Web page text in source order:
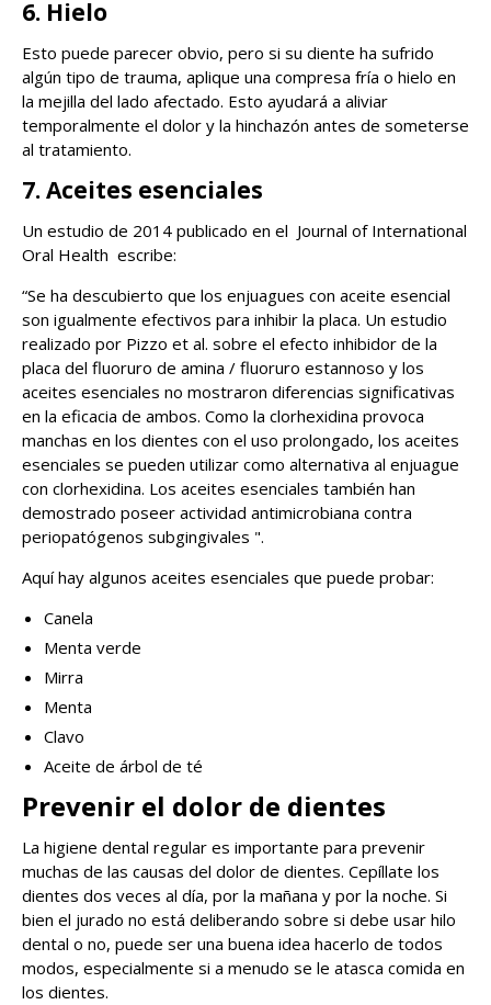
6. Hielo
Esto puede parecer obvio, pero si su diente ha sufrido
algún tipo de trauma, aplique una compresa fría o hielo en
la mejilla del lado afectado. Esto ayudará a aliviar
temporalmente el dolor y la hinchazón antes de someterse
al tratamiento.
7. Aceites esenciales
Un estudio de 2014 publicado en el Journal of International
Oral Health escribe:
“Se ha descubierto que los enjuagues con aceite esencial
son igualmente efectivos para inhibir la placa. Un estudio
realizado por Pizzo et al. sobre el efecto inhibidor de la
placa del fluoruro de amina / fluoruro estannoso y los
aceites esenciales no mostraron diferencias significativas
en la eficacia de ambos. Como la clorhexidina provoca
manchas en los dientes con el uso prolongado, los aceites
esenciales se pueden utilizar como alternativa al enjuague
con clorhexidina. Los aceites esenciales también han
demostrado poseer actividad antimicrobiana contra
periopatógenos subgingivales ".
Aquí hay algunos aceites esenciales que puede probar:
Canela
Menta verde
Mirra
Menta
Clavo
Aceite de árbol de té
Prevenir el dolor de dientes
La higiene dental regular es importante para prevenir
muchas de las causas del dolor de dientes. Cepíllate los
dientes dos veces al día, por la mañana y por la noche. Si
bien el jurado no está deliberando sobre si debe usar hilo
dental o no, puede ser una buena idea hacerlo de todos
modos, especialmente si a menudo se le atasca comida en
los dientes.